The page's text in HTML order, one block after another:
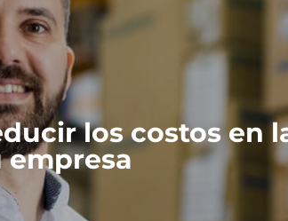
los costos en